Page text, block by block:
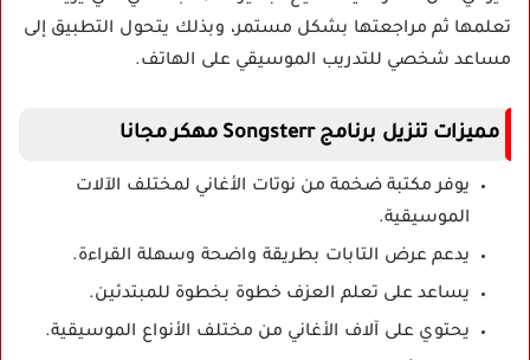
تعلمها ثم مراجعتها بشكل مستمر، وبذلك يتحول التطبيق إلى
مساعد شخصي للتدريب الموسيقي على الهاتف.
مميزات تنزيل برنامج Songsterr مهكر مجانا
يوفر مكتبة ضخمة من نوتات الأغاني لمختلف الآلات
الموسيقية.
يدعم عرض التابات بطريقة واضحة وسهلة القراءة.
يساعد على تعلم العزف خطوة بخطوة للمبتدئين.
يحتوي على آلاف الأغاني من مختلف الأنواع الموسيقية.